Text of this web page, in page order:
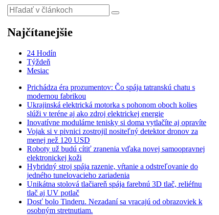
Najčítanejšie
24 Hodín
Týždeň
Mesiac
Prichádza éra prozumentov: Čo spája tatranskú chatu s
modernou fabrikou
Ukrajinská elektrická motorka s pohonom oboch kolies
slúži v teréne aj ako zdroj elektrickej energie
Inovatívne modulárne tenisky si doma vytlačíte aj opravíte
Vojak si v pivnici zostrojil nositeľný detektor dronov za
menej než 120 USD
Roboty už budú cítiť zranenia vďaka novej samoopravnej
elektronickej koži
Hybridný stroj spája razenie, vŕtanie a odstreľovanie do
jedného tunelovacieho zariadenia
Unikátna stolová tlačiareň spája farebnú 3D tlač, reliéfnu
tlač aj UV potlač
Dosť bolo Tinderu. Nezadaní sa vracajú od obrazoviek k
osobným stretnutiam.